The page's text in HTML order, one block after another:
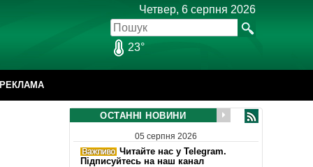
Четвер, 6 серпня 2026
23°
РЕКЛАМА
ОСТАННІ НОВИНИ
05 серпня 2026
Читайте нас у Telegram.
Підписуйтесь на наш канал